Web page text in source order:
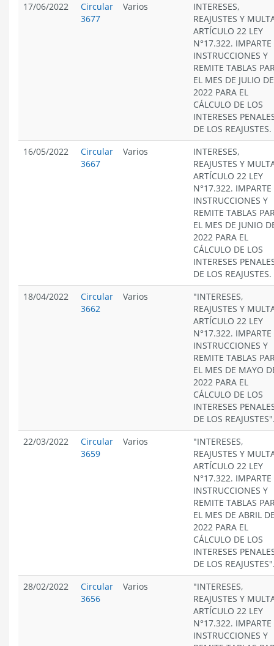
17/06/2022
Circular
3677
Varios
INTERESES,
REAJUSTES Y
ARTÍCULO 22 LEY
N°17.322. IMPARTE
INSTRUCCIONES Y
REMITE TABLAS
EL MES DE JULIO DE
2022 PARA EL
CÁLCULO DE LOS
INTERESES
DE LOS REAJUSTES.
16/05/2022
Circular
3667
Varios
INTERESES,
REAJUSTES Y
ARTÍCULO 22 LEY
N°17.322. IMPARTE
INSTRUCCIONES Y
REMITE TABLAS
EL MES DE JUNIO
2022 PARA EL
CÁLCULO DE LOS
INTERESES
DE LOS REAJUSTES.
18/04/2022
Circular
3662
Varios
"INTERESES,
REAJUSTES Y
ARTÍCULO 22 LEY
N°17.322. IMPARTE
INSTRUCCIONES Y
REMITE TABLAS
EL MES DE MAYO
2022 PARA EL
CÁLCULO DE LOS
INTERESES
DE LOS
22/03/2022
Circular
3659
Varios
"INTERESES,
REAJUSTES Y
ARTÍCULO 22 LEY
N°17.322. IMPARTE
INSTRUCCIONES Y
REMITE TABLAS
EL MES DE ABRIL
2022 PARA EL
CÁLCULO DE LOS
INTERESES
DE LOS
28/02/2022
Circular
3656
Varios
"INTERESES,
REAJUSTES Y
ARTÍCULO 22 LEY
N°17.322. IMPARTE
INSTRUCCIONES Y